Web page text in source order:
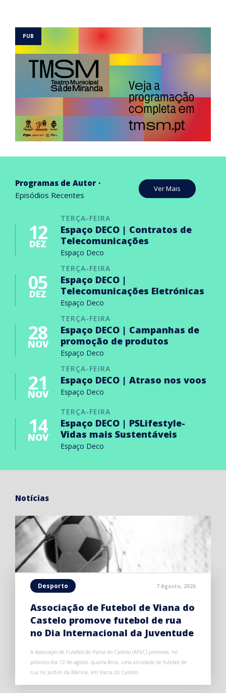
Programas de Autor
Episódios Recentes
Ver Mais
TERÇA-FEIRA
12
DEZ
Espaço DECO | Contratos de
Telecomunicações
Espaço Deco
TERÇA-FEIRA
05
DEZ
Espaço DECO |
Telecomunicações Eletrónicas
Espaço Deco
TERÇA-FEIRA
28
NOV
Espaço DECO | Campanhas de
promoção de produtos
Espaço Deco
TERÇA-FEIRA
21
NOV
Espaço DECO | Atraso nos voos
Espaço Deco
TERÇA-FEIRA
14
NOV
Espaço DECO | PSLifestyle-
Vidas mais Sustentáveis
Espaço Deco
Notícias
Desporto 7 Agosto, 2026
Associação de Futebol de Viana do
Castelo promove futebol de rua
no Dia Internacional da Juventude
A Associação de Futebol de Viana do Castelo (AFVC) promove, no
próximo dia 12 de agosto, quarta-feira, uma atividade de futebol de
rua no Jardim da Marina, em Viana do Castelo.